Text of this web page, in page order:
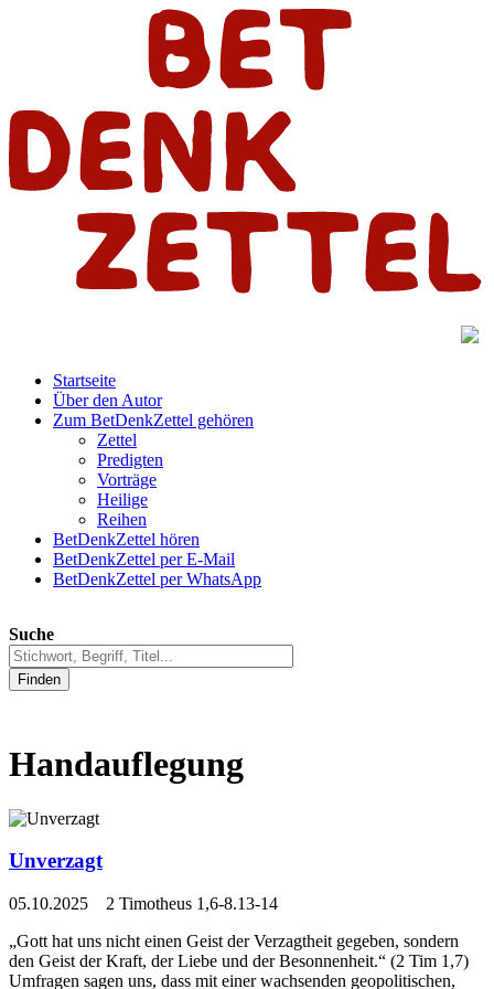
Startseite
Über den Autor
Zum BetDenkZettel gehören
Zettel
Predigten
Vorträge
Heilige
Reihen
BetDenkZettel hören
BetDenkZettel per E-Mail
BetDenkZettel per WhatsApp
Suche
Finden
Handauflegung
Unverzagt
05.10.2025 2 Timotheus 1,6-8.13-14
„Gott hat uns nicht einen Geist der Verzagtheit gegeben, sondern
den Geist der Kraft, der Liebe und der Besonnenheit.“ (2 Tim 1,7)
Umfragen sagen uns, dass mit einer wachsenden geopolitischen,